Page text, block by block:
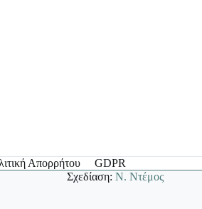
Απορρήτου
GDPR
Σχεδίαση:Ν. Ντέμος